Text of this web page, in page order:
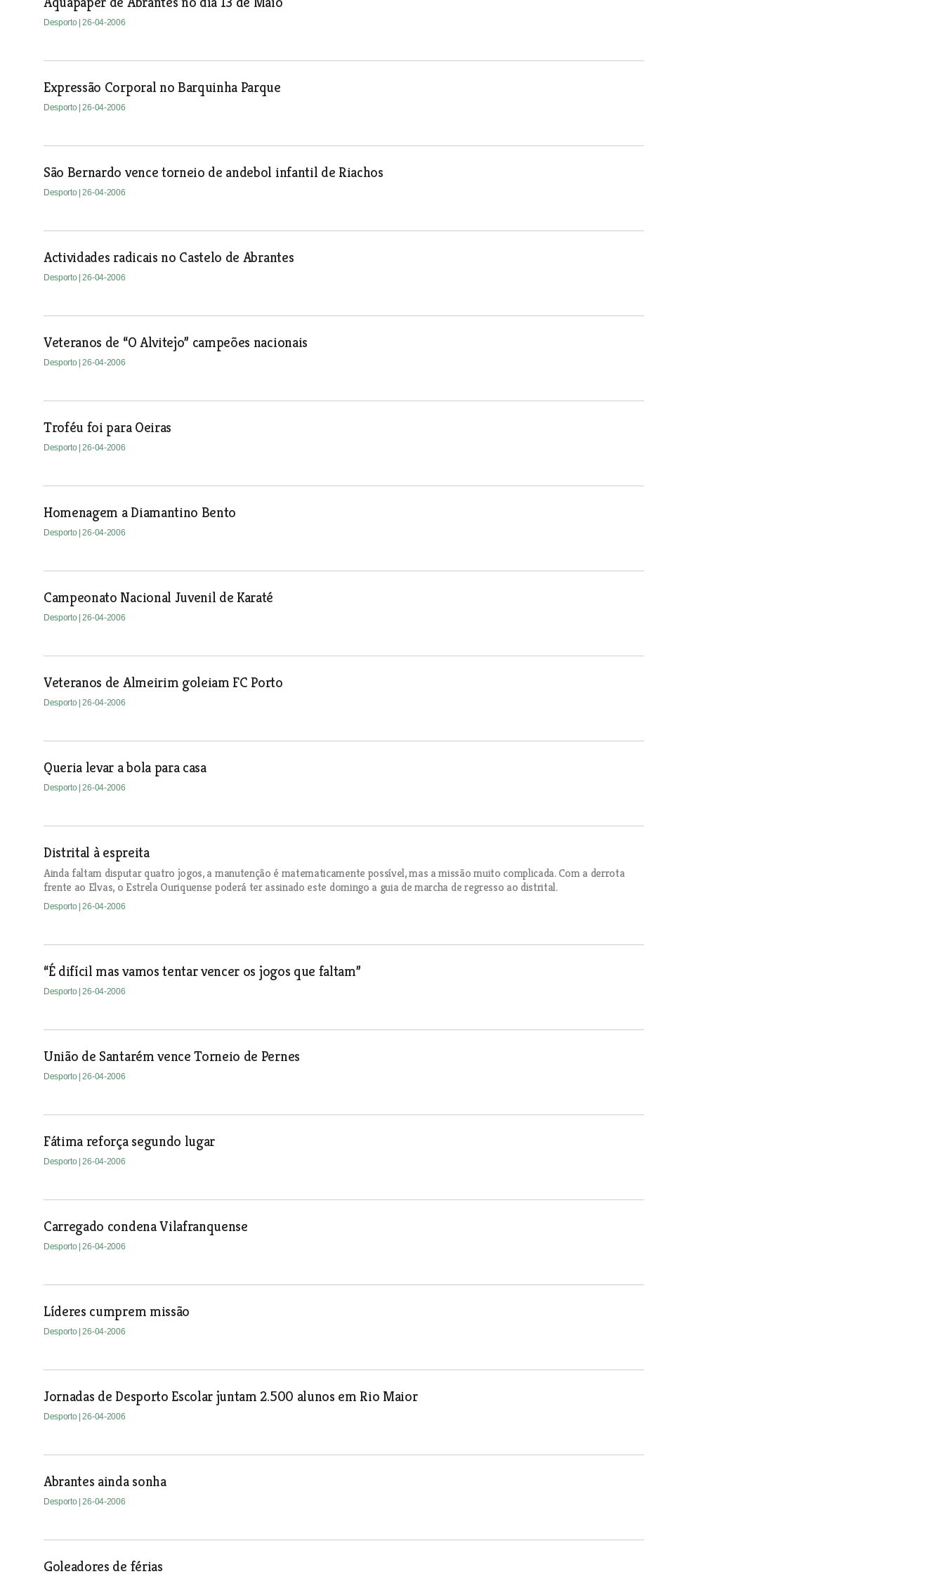
Desporto | 26-04-2006
Expressão Corporal no Barquinha Parque
Desporto | 26-04-2006
São Bernardo vence torneio de andebol infantil de Riachos
Desporto | 26-04-2006
Actividades radicais no Castelo de Abrantes
Desporto | 26-04-2006
Veteranos de “O Alvitejo” campeões nacionais
Desporto | 26-04-2006
Troféu foi para Oeiras
Desporto | 26-04-2006
Homenagem a Diamantino Bento
Desporto | 26-04-2006
Campeonato Nacional Juvenil de Karaté
Desporto | 26-04-2006
Veteranos de Almeirim goleiam FC Porto
Desporto | 26-04-2006
Queria levar a bola para casa
Desporto | 26-04-2006
Distrital à espreita
Ainda faltam disputar quatro jogos, a manutenção é matematicamente possível, mas a missão muito complicada. Com a derrota
frente ao Elvas, o Estrela Ouriquense poderá ter assinado este domingo a guia de marcha de regresso ao distrital.
Desporto | 26-04-2006
“É difícil mas vamos tentar vencer os jogos que faltam”
Desporto | 26-04-2006
União de Santarém vence Torneio de Pernes
Desporto | 26-04-2006
Fátima reforça segundo lugar
Desporto | 26-04-2006
Carregado condena Vilafranquense
Desporto | 26-04-2006
Líderes cumprem missão
Desporto | 26-04-2006
Jornadas de Desporto Escolar juntam 2.500 alunos em Rio Maior
Desporto | 26-04-2006
Abrantes ainda sonha
Desporto | 26-04-2006
Goleadores de férias